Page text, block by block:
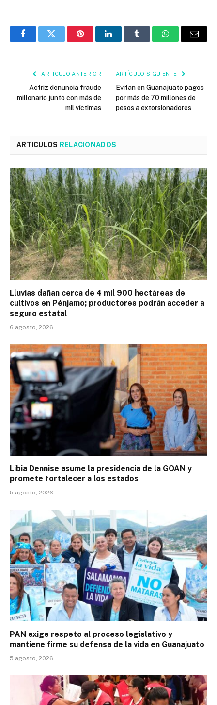
FacebookTwitter PinterestLinkedInTumblr WhatsAppEmail
ARTÍCULO ANTERIOR
Actriz denuncia fraude
millonario junto con más de
mil víctimas
ARTÍCULO SIGUIENTE
Evitan en Guanajuato pagos
por más de 70 millones de
pesos a extorsionadores
ARTÍCULOS RELACIONADOS
Lluvias dañan cerca de 4 mil 900 hectáreas de
cultivos en Pénjamo; productores podrán acceder a
seguro estatal
6 agosto, 2026
Libia Dennise asume la presidencia de la GOAN y
promete fortalecer a los estados
5 agosto, 2026
PAN exige respeto al proceso legislativo y
mantiene firme su defensa de la vida en Guanajuato
5 agosto, 2026